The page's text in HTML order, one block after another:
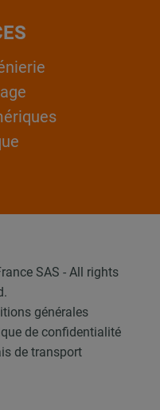
SAS - All rights
générales
de confidentialité
de transport